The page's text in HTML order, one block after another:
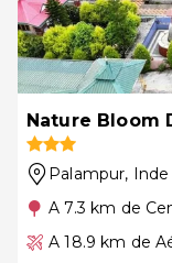
Nature Bloom
Palampur, Inde
A 7.3 km de
A 18.9 km de